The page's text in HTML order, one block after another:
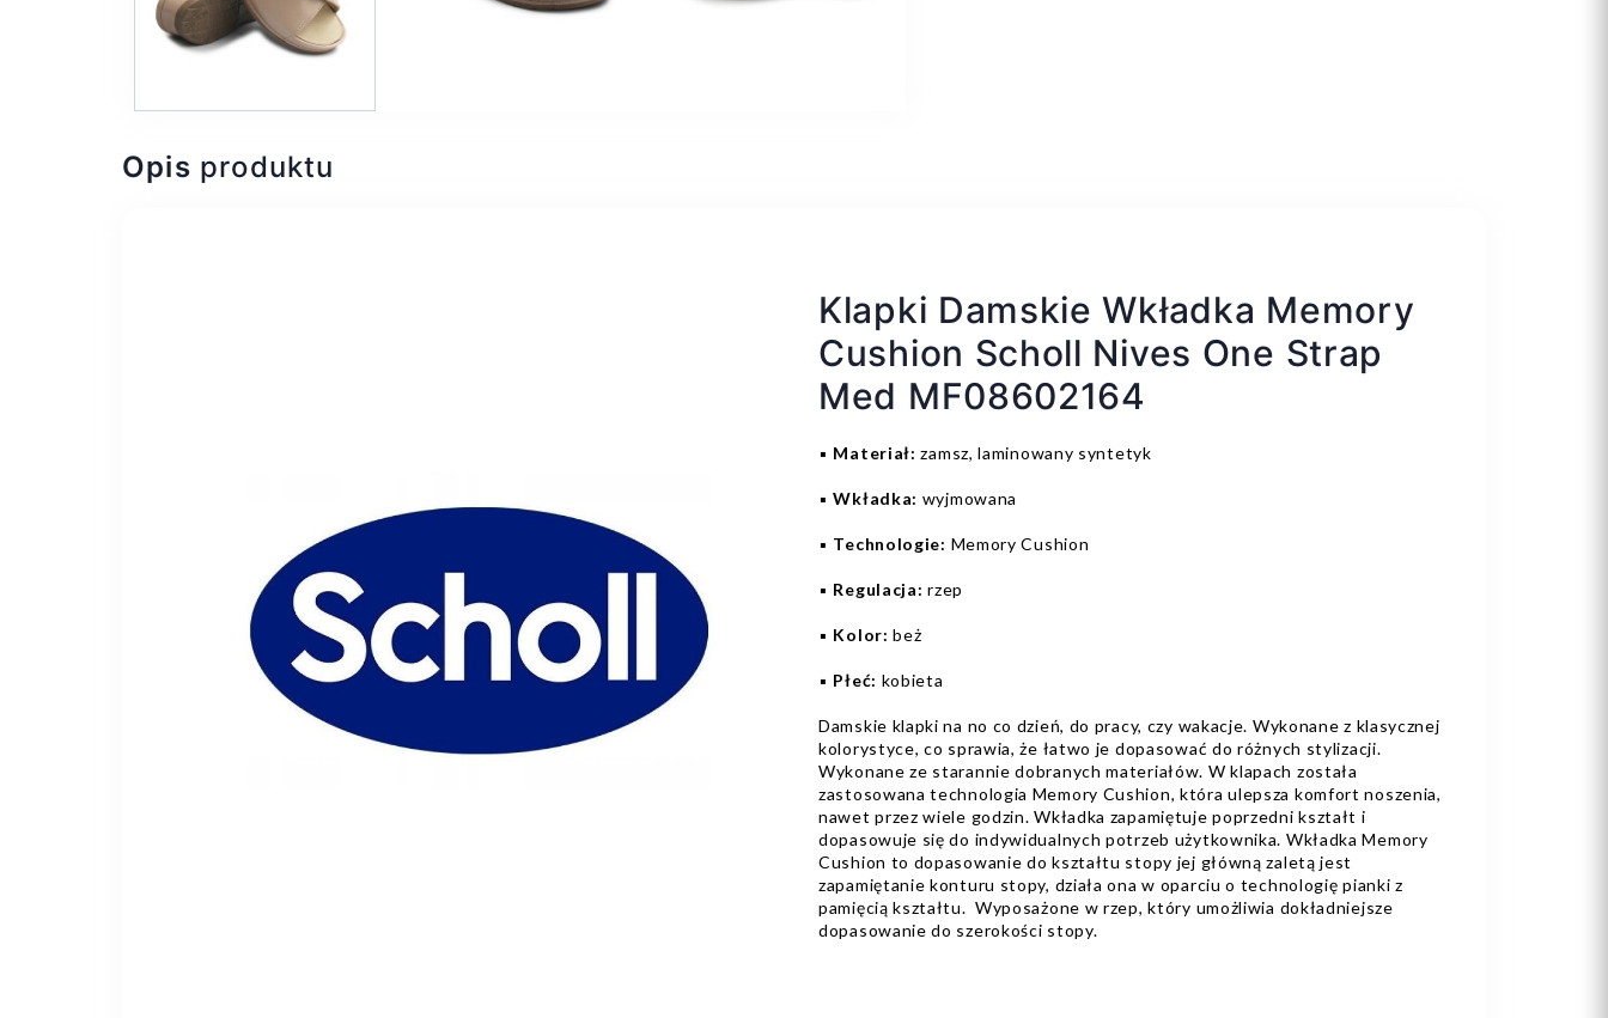
Opis produktu
Klapki Damskie Wkładka Memory
Cushion Scholl Nives One Strap
Med MF08602164
▪️ Materiał: zamsz, laminowany syntetyk
▪️Wkładka: wyjmowana
▪️ Technologie: Memory Cushion
▪️ Regulacja:rzep
▪️ Kolor: beż
▪️ Płeć: kobieta
Damskie klapki na no co dzień, do pracy, czy wakacje. Wykonane z klasycznej
kolorystyce, co sprawia, że łatwo je dopasować do różnych stylizacji.
Wykonane ze starannie dobranych materiałów. W klapach została
zastosowana technologia Memory Cushion, która ulepsza komfort noszenia,
nawet przez wiele godzin. Wkładka zapamiętuje poprzedni kształt i
dopasowuje się do indywidualnych potrzeb użytkownika. Wkładka Memory
Cushion to dopasowanie do kształtu stopy jej główną zaletą jest
zapamiętanie konturu stopy, działa ona w oparciu o technologię pianki z
pamięcią kształtu. Wyposażone w rzep, który umożliwia dokładniejsze
dopasowanie do szerokości stopy.